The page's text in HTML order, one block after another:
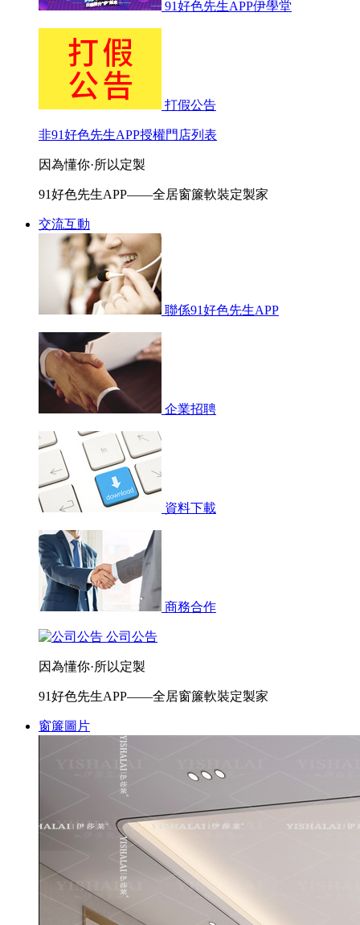
91好色先生APP伊學堂
打假公告
非91好色先生APP授權門店列表
因為懂你·所以定製
91好色先生APP——全居窗簾軟裝定製家
交流互動
聯係91好色先生APP
企業招聘
資料下載
商務合作
公司公告
因為懂你·所以定製
91好色先生APP——全居窗簾軟裝定製家
窗簾圖片